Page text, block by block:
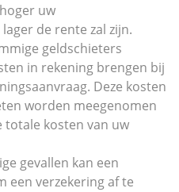
uw
de rente zal zijn.
geldschieters
in rekening brengen bij
Deze kosten
worden meegenomen
totale kosten van uw
gevallen kan een
een verzekering af te